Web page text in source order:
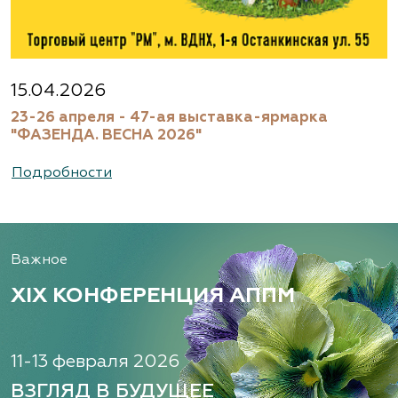
15.04.2026
23-26 апреля - 47-ая выставка-ярмарка
"ФАЗЕНДА. ВЕСНА 2026"
Подробности
Важное
XIX КОНФЕРЕНЦИЯ АППМ
11-13 февраля 2026
ВЗГЛЯД В БУДУЩЕЕ